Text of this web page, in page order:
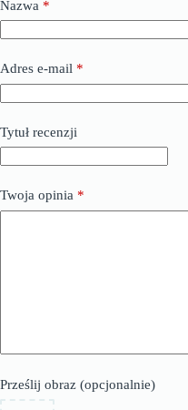
Nazwa *
Adres e-mail *
Tytuł recenzji
Twoja opinia *
Prześlij obraz (opcjonalnie)